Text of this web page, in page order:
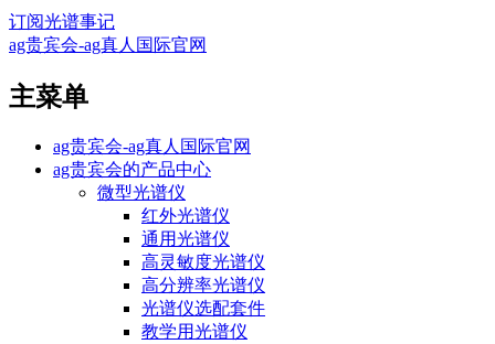
订阅光谱事记
ag贵宾会-ag真人国际官网
主菜单
ag贵宾会-ag真人国际官网
ag贵宾会的产品中心
微型光谱仪
红外光谱仪
通用光谱仪
高灵敏度光谱仪
高分辨率光谱仪
光谱仪选配套件
教学用光谱仪